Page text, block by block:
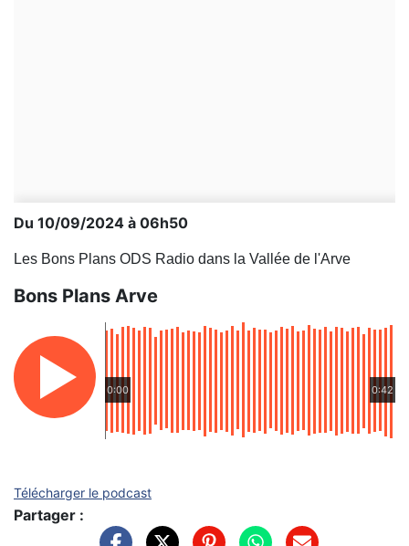
Du 10/09/2024 à 06h50
Les Bons Plans ODS Radio dans la Vallée de l'Arve
Bons Plans Arve
0:00 0:42
Télécharger le podcast
Partager :